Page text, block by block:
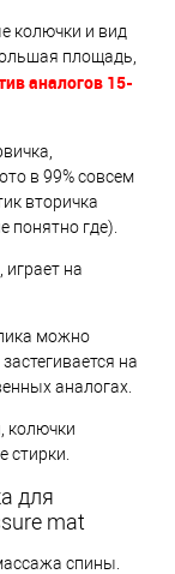
колючки и вид
площадь,
аналогов 15-
в 99% совсем
вторичка
понятно где).
играет на
можно
на
аналогах.
колючки
стирки.
для
mat
спины.